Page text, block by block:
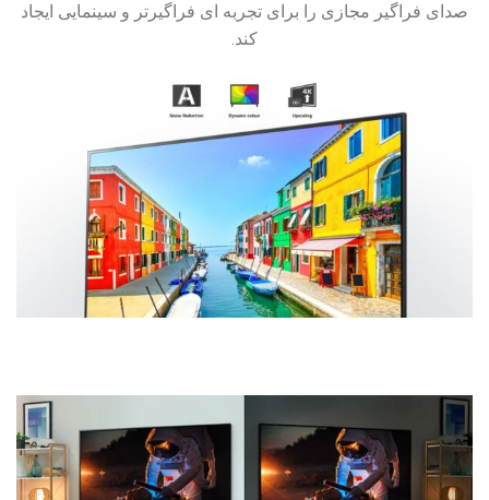
صدای فراگیر مجازی را برای تجربه ای فراگیرتر و سینمایی ایجاد
کند.